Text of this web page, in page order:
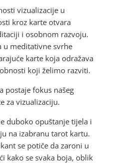
vizualizacije u
kroz karte otvara
i osobnom razvoju.
u meditativne svrhe
karte koja odražava
koji želimo razviti.
postaje fokus našeg
za vizualizaciju.
duboko opuštanje tijela i
na izabranu tarot kartu.
se potiče da zaroni u
kako se svaka boja, oblik